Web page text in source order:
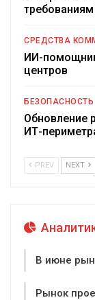
СРЕДСТВА
ИИ-
центров
БЕЗОПАСНОСТЬ
Обновление
ИТ-
PREV NEXT
В июне
Рынок